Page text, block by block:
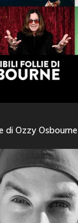
di Ozzy Osbourne